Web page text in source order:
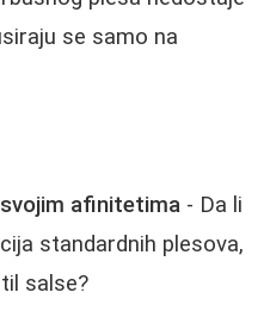
se samo na
afinitetima - Da li
standardnih plesova,
salse?